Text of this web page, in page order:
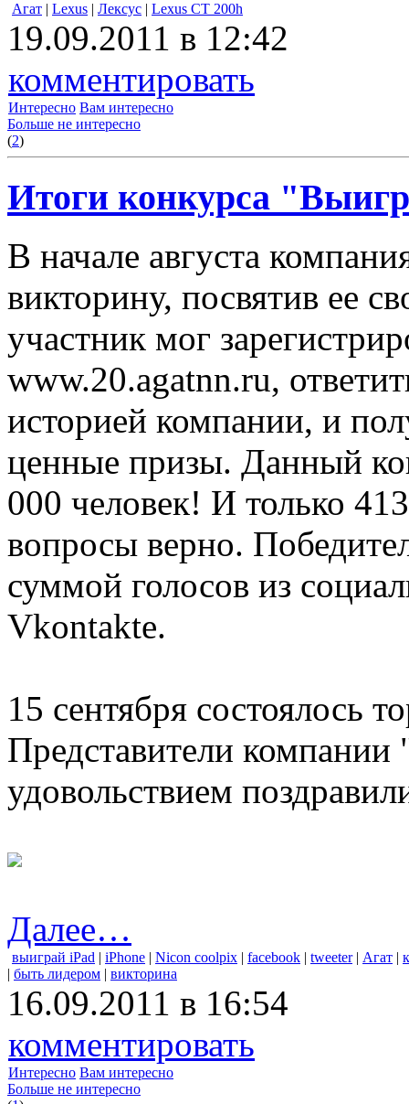
Агат | Lexus | Лексус | Lexus CT 200h
19.09.2011 в 12:42
комментировать
Интересно Вам интересно
Больше не интересно
(2)
Итоги конкурса
В начале августа
викторину, посвятив ее
участник мог
www.20.agatnn.ru,
историей компании, и
ценные призы. Данный
000 человек! И только
вопросы верно.
суммой голосов из
Vkontakte.
15 сентября состоялось
Представители
удовольствием
Далее…
выиграй iPad | iPhone | Nicon coolpix | facebook | tweeter| Агат |
| быть лидером | викторина
16.09.2011 в 16:54
комментировать
Интересно Вам интересно
Больше не интересно